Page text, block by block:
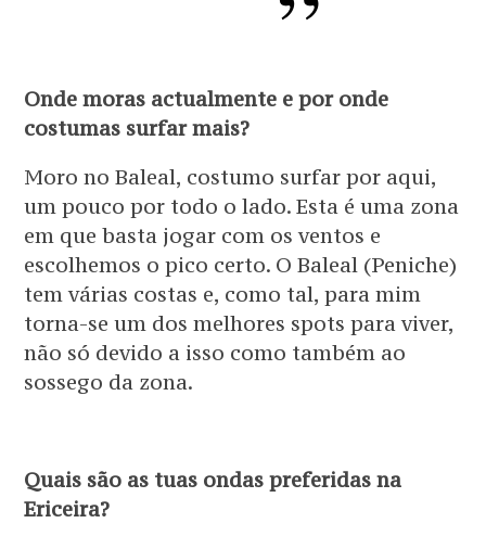
Onde moras actualmente e por onde
costumas surfar mais?
Moro no Baleal, costumo surfar por aqui,
um pouco por todo o lado. Esta é uma zona
em que basta jogar com os ventos e
escolhemos o pico certo. O Baleal (Peniche)
tem várias costas e, como tal, para mim
torna-se um dos melhores spots para viver,
não só devido a isso como também ao
sossego da zona.
Quais são as tuas ondas preferidas na
Ericeira?